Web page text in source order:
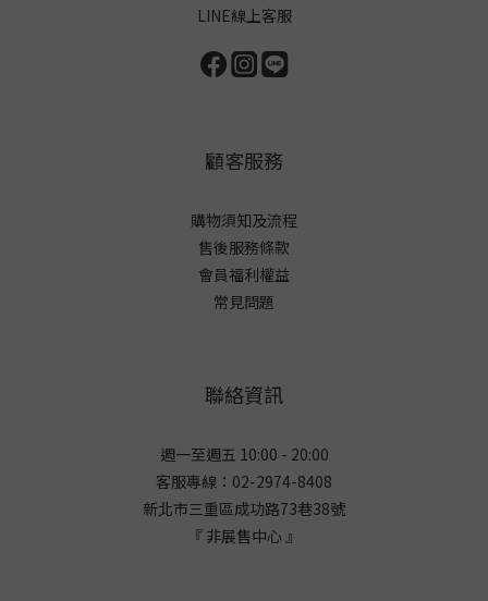
LINE線上客服
顧客服務
購物須知及流程
售後服務條款
會員福利權益
常見問題
聯絡資訊
週一至週五 10:00 - 20:00
客服專線：02-2974-8408
新北市三重區成功路73巷38號
『 非展售中心 』